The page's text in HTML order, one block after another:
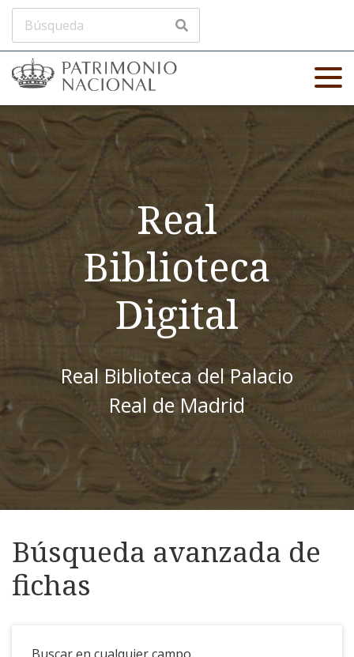
Real
Biblioteca
Digital
Real Biblioteca del Palacio
Real de Madrid
Búsqueda avanzada de
fichas
Buscar en cualquier campo